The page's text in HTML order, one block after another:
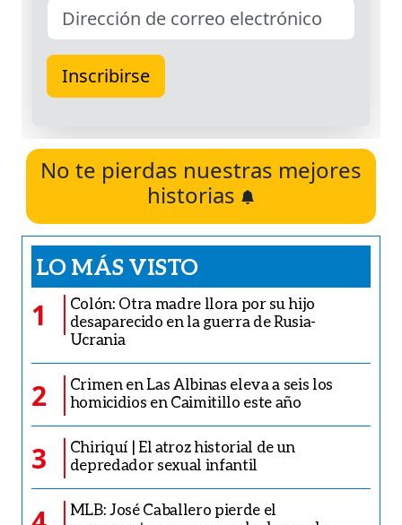
No te pierdas nuestras mejores
historias
LO MÁS VISTO
1
Colón: Otra madre llora por su hijo
desaparecido en la guerra de Rusia-
Ucrania
2
Crimen en Las Albinas eleva a seis los
homicidios en Caimitillo este año
3
Chiriquí | El atroz historial de un
depredador sexual infantil
MLB: José Caballero pierde el